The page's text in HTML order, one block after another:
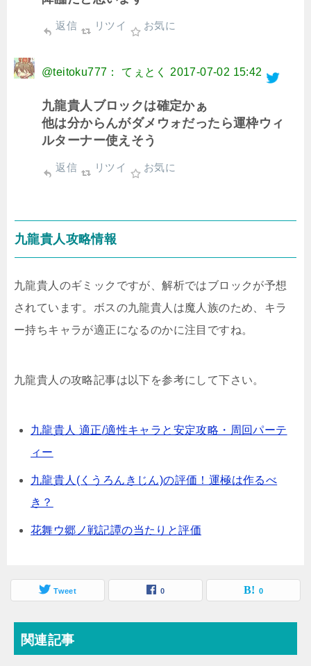
返信 リツイ お気に
@teitoku777： てぇとく 2017-07-02 15:42
九龍貴人ブロックは確定かぁ
他は分からんがダメウォだったら運枠ウィ
ルターナー使えそう
返信 リツイ お気に
九龍貴人攻略情報
九龍貴人のギミックですが、解析ではブロックが予想
されています。ボスの九龍貴人は魔人族のため、キラ
ー持ちキャラが適正になるのかに注目ですね。
九龍貴人の攻略記事は以下を参考にして下さい。
九龍貴人 適正/適性キャラと安定攻略・周回パーテ
ィー
九龍貴人(くうろんきじん)の評価！運極は作るべ
き？
花舞ウ郷ノ戦記譚の当たりと評価
Tweet 0 0
関連記事